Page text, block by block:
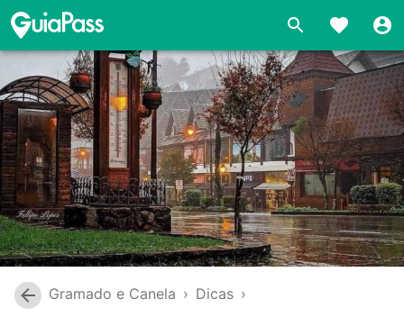
Gramado e Canela › Dicas ›